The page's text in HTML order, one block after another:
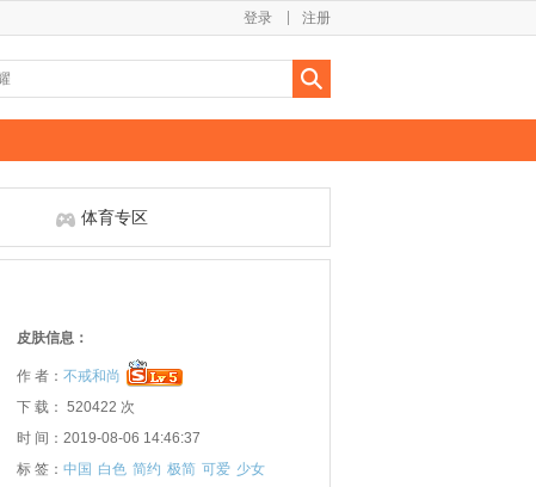
注册
登录
体育专区
皮肤信息：
作 者： 不戒和尚
下 载： 520422 次
时 间：2019-08-06 14:46:37
标 签： 中国 白色 简约 极简 可爱 少女